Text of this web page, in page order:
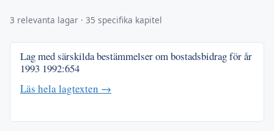
3 relevanta lagar · 35 specifika kapitel
Lag med särskilda bestämmelser om bostadsbidrag för år
1993 1992:654
Läs hela lagtexten →